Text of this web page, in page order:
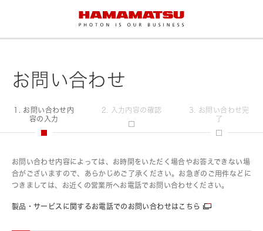
お問い合わせ
1. お問い合わせ内
容の入力
2. 入力内容の確認
3. お問い合わせ完
了
お問い合わせ内容によっては、お時間をいただく場合やお答えできない場
合がございますので、あらかじめご了承ください。お急ぎのご用件などに
つきましては、お近くの営業所へお電話でお問い合わせください。
製品・サービスに関するお電話でのお問い合わせはこちら